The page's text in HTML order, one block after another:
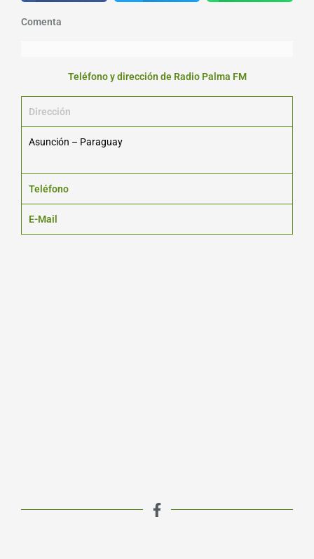
Comenta
Teléfono y dirección de Radio Palma FM
Dirección
Asunción – Paraguay
Teléfono
E-Mail